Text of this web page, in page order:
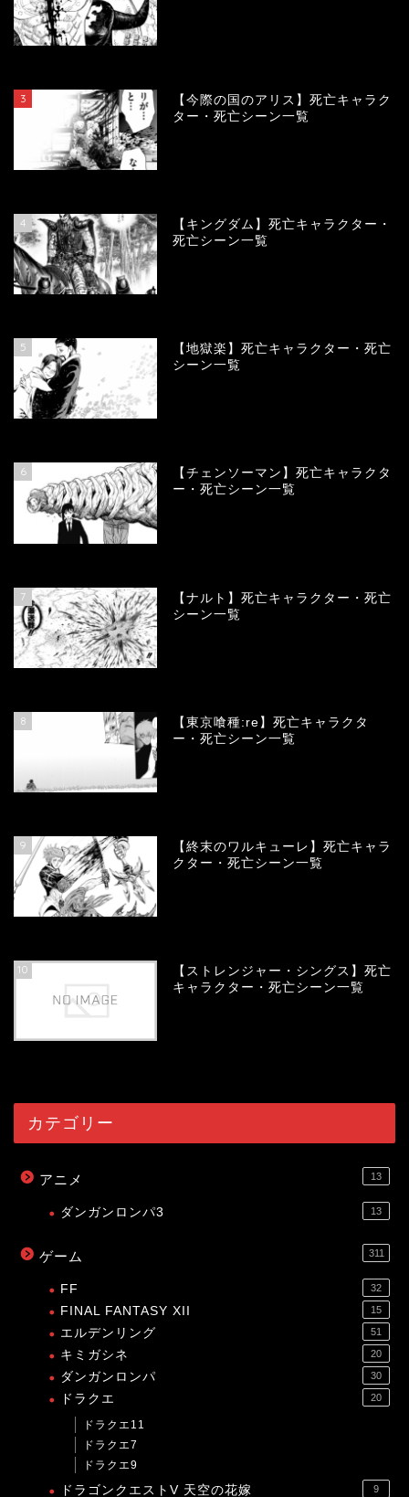
3
【今際の国のアリス】死亡キャラク
ター・死亡シーン一覧
4
【キングダム】死亡キャラクター・
死亡シーン一覧
5
【地獄楽】死亡キャラクター・死亡
シーン一覧
6
【チェンソーマン】死亡キャラクタ
ー・死亡シーン一覧
7
【ナルト】死亡キャラクター・死亡
シーン一覧
8
【東京喰種:re】死亡キャラクタ
ー・死亡シーン一覧
9
【終末のワルキューレ】死亡キャラ
クター・死亡シーン一覧
10
【ストレンジャー・シングス】死亡
キャラクター・死亡シーン一覧
カテゴリー
アニメ 13
ダンガンロンパ3 13
ゲーム 311
FF 32
FINAL FANTASY XII 15
エルデンリング 51
キミガシネ 20
ダンガンロンパ 30
ドラクエ 20
ドラクエ11
ドラクエ7
ドラクエ9
ドラゴンクエストV 天空の花嫁 9